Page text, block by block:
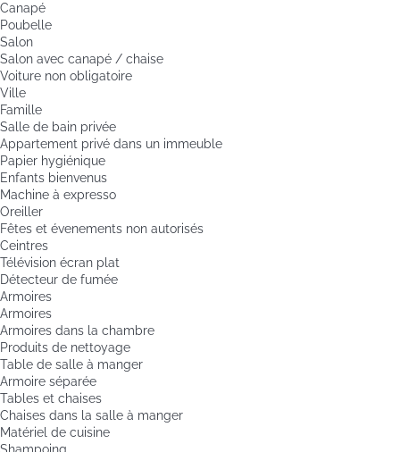
Canapé
Poubelle
Salon
Salon avec canapé / chaise
Voiture non obligatoire
Ville
Famille
Salle de bain privée
Appartement privé dans un immeuble
Papier hygiénique
Enfants bienvenus
Machine à expresso
Oreiller
Fêtes et évenements non autorisés
Ceintres
Télévision écran plat
Détecteur de fumée
Armoires
Armoires
Armoires dans la chambre
Produits de nettoyage
Table de salle à manger
Armoire séparée
Tables et chaises
Chaises dans la salle à manger
Matériel de cuisine